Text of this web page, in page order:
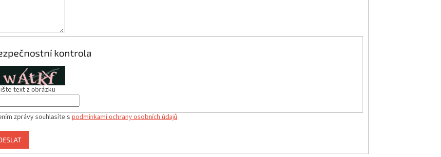
kontrola
text z obrázku
zprávy souhlasíte spodmínkami ochrany osobních údajů